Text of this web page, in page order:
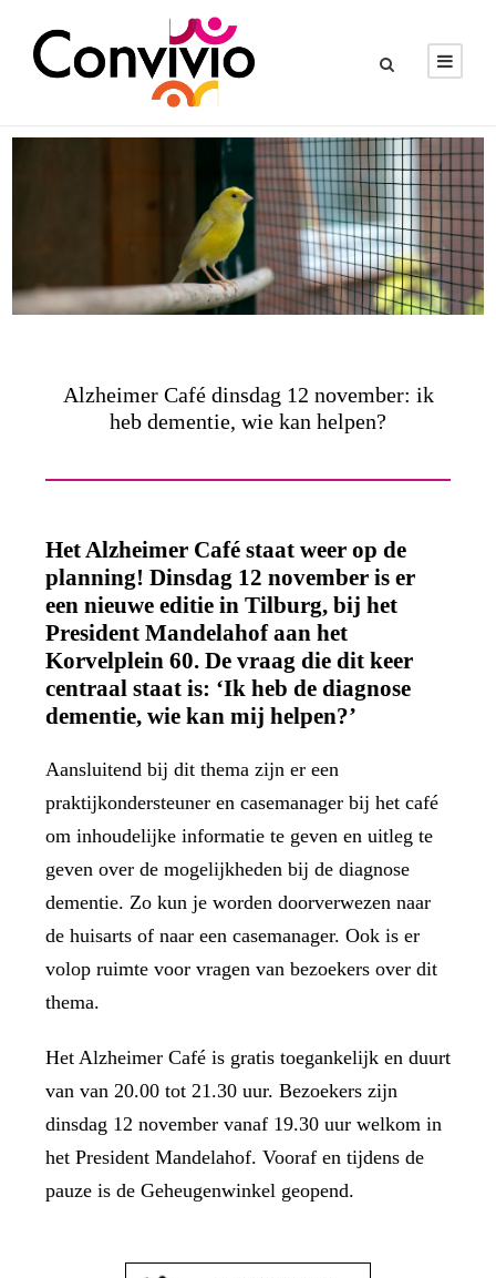
Alzheimer Café dinsdag 12 november: ik
heb dementie, wie kan helpen?
Het Alzheimer Café staat weer op de
planning! Dinsdag 12 november is er
een nieuwe editie in Tilburg, bij het
President Mandelahof aan het
Korvelplein 60. De vraag die dit keer
centraal staat is: ‘Ik heb de diagnose
dementie, wie kan mij helpen?’
Aansluitend bij dit thema zijn er een
praktijkondersteuner en casemanager bij het café
om inhoudelijke informatie te geven en uitleg te
geven over de mogelijkheden bij de diagnose
dementie. Zo kun je worden doorverwezen naar
de huisarts of naar een casemanager. Ook is er
volop ruimte voor vragen van bezoekers over dit
thema.
Het Alzheimer Café is gratis toegankelijk en duurt
van van 20.00 tot 21.30 uur. Bezoekers zijn
dinsdag 12 november vanaf 19.30 uur welkom in
het President Mandelahof. Vooraf en tijdens de
pauze is de Geheugenwinkel geopend.